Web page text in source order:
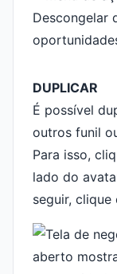
DUPLICAR
É possível
outros funil
Para isso,
lado do
seguir, clique